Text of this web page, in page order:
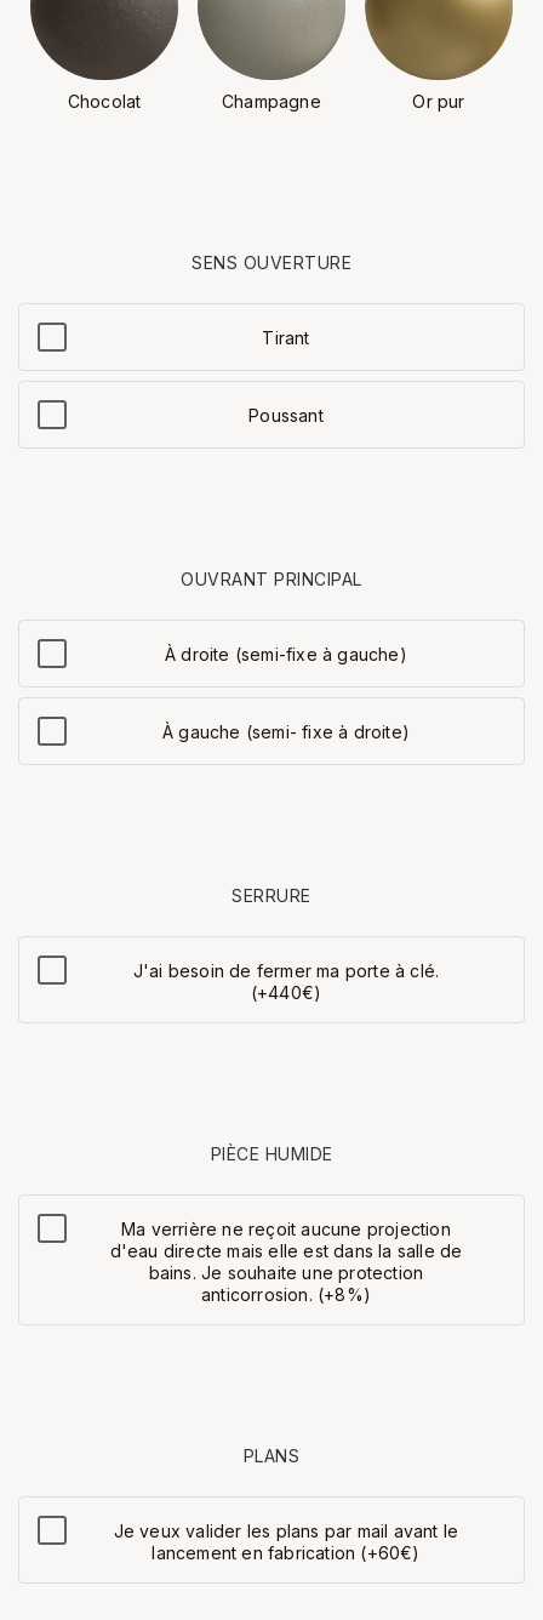
Chocolat Champagne Or pur
SENS OUVERTURE
Tirant
Poussant
OUVRANT PRINCIPAL
À droite (semi-fixe à gauche)
À gauche (semi- fixe à droite)
SERRURE
J'ai besoin de fermer ma porte à clé.
(+440€)
PIÈCE HUMIDE
Ma verrière ne reçoit aucune projection
d'eau directe mais elle est dans la salle de
bains. Je souhaite une protection
anticorrosion. (+8%)
PLANS
Je veux valider les plans par mail avant le
lancement en fabrication (+60€)